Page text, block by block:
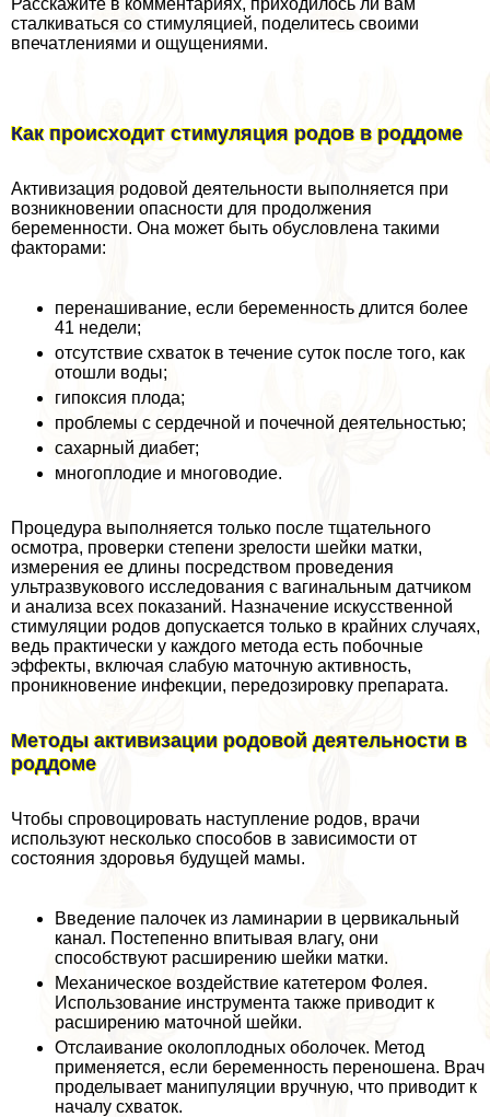
сталкиваться со стимуляцией, поделитесь своими
впечатлениями и ощущениями.
Как происходит стимуляция родов в роддоме
Активизация родовой деятельности выполняется при
возникновении опасности для продолжения
беременности. Она может быть обусловлена такими
факторами:
перенашивание, если беременность длится более
41 недели;
отсутствие схваток в течение суток после того, как
отошли воды;
гипоксия плода;
проблемы с сердечной и почечной деятельностью;
сахарный диабет;
многоплодие и многоводие.
Процедypa выполняется только после тщательного
осмотра, проверки степени зрелости шейки матки,
измерения ее длины посредством проведения
ультразвукового исследования с вaгинальным датчиком
и анализа всех показаний. Назначение искусственной
стимуляции родов допускается только в крайних случаях,
ведь пpaктически у каждого метода есть побочные
эффекты, включая слабую маточную активность,
проникновение инфекции, передозировку препарата.
Методы активизации родовой деятельности в
роддоме
Чтобы спровоцировать наступление родов, врачи
используют несколько способов в зависимости от
состояния здоровья будущей мамы.
Введение палочек из ламинарии в цервикальный
канал. Постепенно впитывая влагу, они
способствуют расширению шейки матки.
Механическое воздействие катетером Фолея.
Использование инструмента также приводит к
расширению маточной шейки.
Отслаивание околоплодных оболочек. Метод
применяется, если беременность переношена. Врач
проделывает манипуляции вручную, что приводит к
началу схваток.